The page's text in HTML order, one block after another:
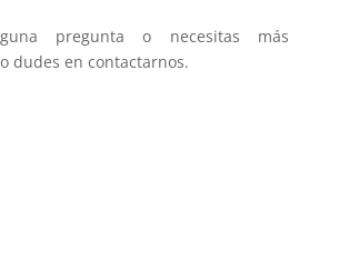
pregunta o necesitas más
dudes en contactarnos.